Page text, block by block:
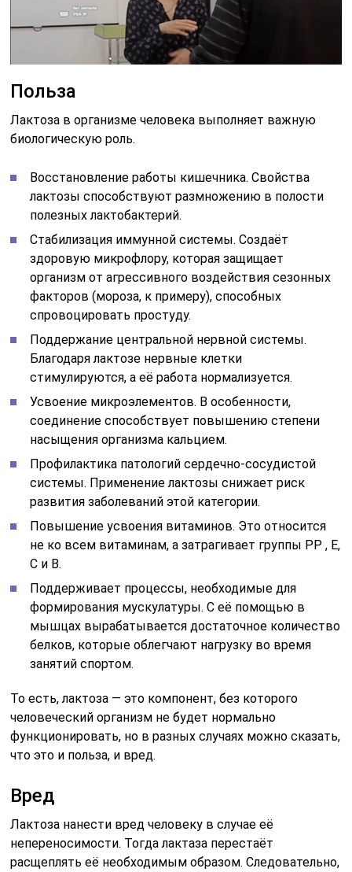
Польза
Лактоза в организме человека выполняет важную
биологическую роль.
Восстановление работы кишечника. Свойства
лактозы способствуют размножению в полости
полезных лактобактерий.
Стабилизация иммунной системы. Создаёт
здоровую микрофлору, которая защищает
организм от агрессивного воздействия сезонных
факторов (мороза, к примеру), способных
спровоцировать простуду.
Поддержание центральной нервной системы.
Благодаря лактозе нервные клетки
стимулируются, а её работа нормализуется.
Усвоение микроэлементов. В особенности,
соединение способствует повышению степени
насыщения организма кальцием.
Профилактика патологий сердечно-сосудистой
системы. Применение лактозы снижает риск
развития заболеваний этой категории.
Повышение усвоения витаминов. Это относится
не ко всем витаминам, а затрагивает группы РР , Е,
С и В.
Поддерживает процессы, необходимые для
формирования мускулатуры. С её помощью в
мышцах вырабатывается достаточное количество
белков, которые облегчают нагрузку во время
занятий спортом.
То есть, лактоза — это компонент, без которого
человеческий организм не будет нормально
функционировать, но в разных случаях можно сказать,
что это и польза, и вред.
Вред
Лактоза нанести вред человеку в случае её
непереносимости. Тогда лактаза перестаёт
расщеплять её необходимым образом. Следовательно,